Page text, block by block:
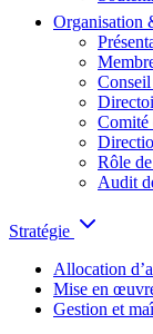
Organisation
Comité
Rôle
Audit
Stratégie
Allocation
Mise en
Gestion et